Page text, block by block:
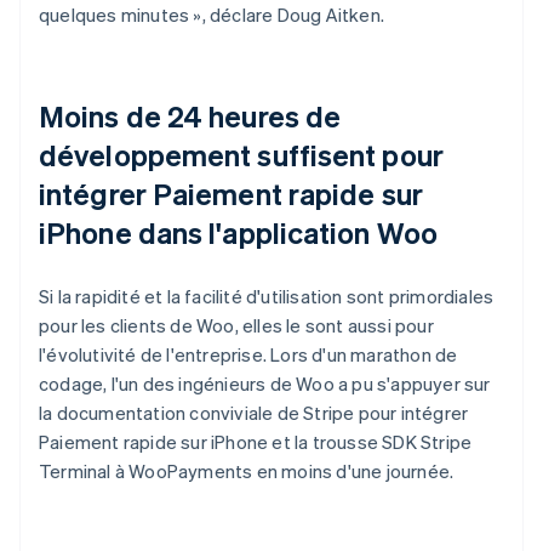
quelques minutes », déclare Doug Aitken.
Moins de 24 heures de
développement suffisent pour
intégrer Paiement rapide sur
iPhone dans l'application Woo
Si la rapidité et la facilité d'utilisation sont primordiales
pour les clients de Woo, elles le sont aussi pour
l'évolutivité de l'entreprise. Lors d'un marathon de
codage, l'un des ingénieurs de Woo a pu s'appuyer sur
la documentation conviviale de Stripe pour intégrer
Paiement rapide sur iPhone et la trousse SDK Stripe
Terminal à WooPayments en moins d'une journée.